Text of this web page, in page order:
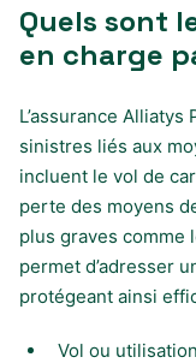
Quels sont
en charge
L’assurance
sinistres liés aux
incluent le vol de
perte des moyens
plus graves comme
permet d’adresser
protégeant ainsi
Vol ou